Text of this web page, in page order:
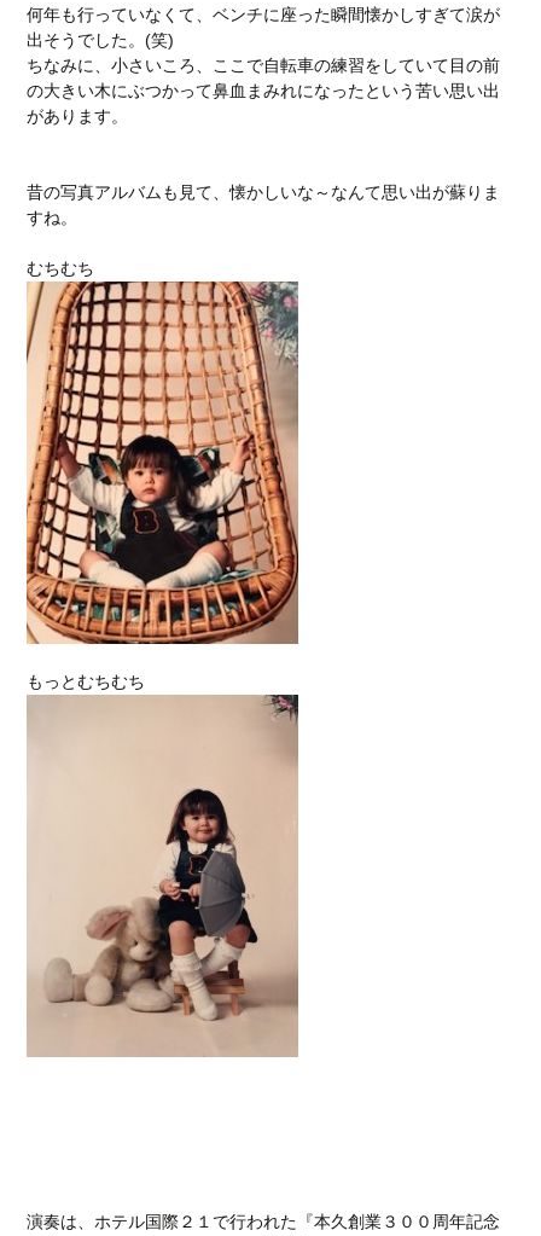
何年も行っていなくて、ベンチに座った瞬間懐かしすぎて涙が
出そうでした。(笑)
ちなみに、小さいころ、ここで自転車の練習をしていて目の前
の大きい木にぶつかって鼻血まみれになったという苦い思い出
があります。
昔の写真アルバムも見て、懐かしいな～なんて思い出が蘇りま
すね。
むちむち
もっとむちむち
演奏は、ホテル国際２１で行われた『本久創業３００周年記念